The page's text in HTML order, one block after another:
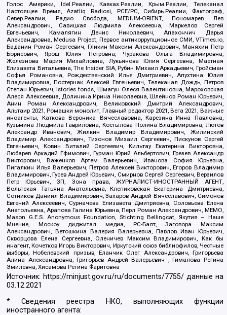
Голос Америки, Idel.Реалии, Кавказ.Реалии, Крым.Реалии, Телеканал
Настоящее Время, Azatliq Radiosi, PCE/PC, Сибирь.Реалии, Фактограф,
Север.Реалии, Радио Свобода, MEDIUM-ORIENT, Пономарев Лев
Александрович, Савицкая Людмила Алексеевна, Маркелов Сергей
Евгеньевич, Камалягин Денис Николаевич, Апахончич Дарья
Александровна, Medusa Project, Первое антикоррупционное СМИ, VTimes.io,
Баданин Роман Сергеевич, Гликин Максим Александрович, Маняхин Петр
Борисович, Ярош Юлия Петровна, Чуракова Ольга Владимировна,
Железнова Мария Михайловна, Лукьянова Юлия Сергеевна, Маетная
Елизавета Витальевна, The Insider SIA, Рубин Михаил Аркадьевич, Гройсман
Софья Романовна, Рождественский Илья Дмитриевич, Апухтина Юлия
Владимировна, Постернак Алексей Евгеньевич, Телеканал Дождь, Петров
Степан Юрьевич, Istories fonds, Шмагун Олеся Валентиновна, Мароховская
Алеся Алексеевна, Долинина Ирина Николаевна, Шлейнов Роман Юрьевич,
Анин Роман Александрович, Великовский Дмитрий Александрович,
Альтаир 2021, Ромашки монолит, Главный редактор 2021, Вега 2021, Важные
иноагенты, Каткова Вероника Вячеславовна, Карезина Инна Павловна,
Кузьмина Людмила Гавриловна, Костылева Полина Владимировна, Лютов
Александр Иванович, Жилкин Владимир Владимирович, Жилинский
Владимир Александрович, Тихонов Михаил Сергеевич, Пискунов Сергей
Евгеньевич, Ковин Виталий Сергеевич, Кильтау Екатерина Викторовна,
Любарев Аркадий Ефимович, Гурман Юрий Альбертович, Грезев Александр
Викторович, Важенков Артем Валерьевич, Иванова София Юрьевна,
Пигалкин Илья Валерьевич, Петров Алексей Викторович, Егоров Владимир
Владимирович, Гусев Андрей Юрьевич, Смирнов Сергей Сергеевич, Верзилов
Петр Юрьевич, ЗП, Зона права, ЖУРНАЛИСТ-ИНОСТРАННЫЙ АГЕНТ,
Вольтская Татьяна Анатольевна, Клепиковская Екатерина Дмитриевна,
Сотников Даниил Владимирович, Захаров Андрей Вячеславович, Симонов
Евгений Алексеевич, Сурначева Елизавета Дмитриевна, Соловьева Елена
Анатольевна, Арапова Галина Юрьевна, Перл Роман Александрович, МЕМО,
Mason G.E.S. Anonymous Foundation, Stichting Bellingcat, Якутия – Наше
Мнение, Москоу диджитал медиа, РС-Балт, Заговора Максим
Александрович, Ветошкина Валерия Валерьевна, Павлов Иван Юрьевич,
Скворцова Елена Сергеевна, Оленичев Максим Владимирович, Как бы
инагент, Кочетков Игорь Викторович, Иркутский союз библиофилов, Честные
выборы, Нобелевский призыв, Еланчик Олег Александрович, Григорьева
Алина Александровна, Григорьев Андрей Валерьевич , Гималова Регина
Эмилевна, Хисамова Регина Фаритовна
Источник: https://minjust.gov.ru/ru/documents/7755/ данные на
03.12.2021
* Сведения реестра НКО, выполняющих функции
иностранного агента: